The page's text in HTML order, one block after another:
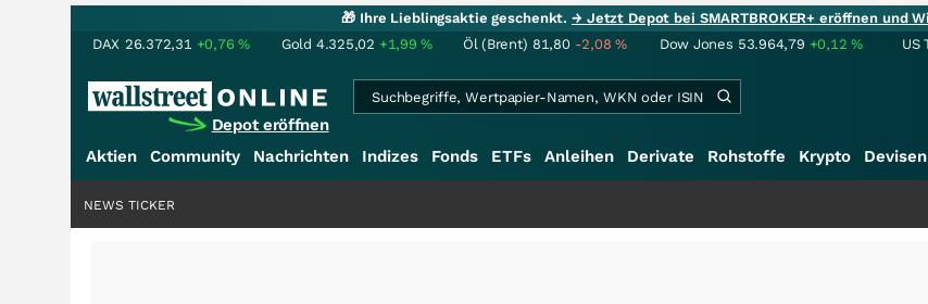
🎁 Ihre Lieblingsaktie geschenkt.→ Jetzt Depot bei SMARTBROKER+ eröffnen und
DAX 26.372,31 +0,76% Gold 4.325,02 +1,99% Öl (Brent) 81,80 -2,08% Dow Jones 53.964,79 +0,12% US
Depot eröffnen
Aktien Community Nachrichten Indizes Fonds ETFs Anleihen Derivate Rohstoffe Krypto Devisen
NEWS TICKER